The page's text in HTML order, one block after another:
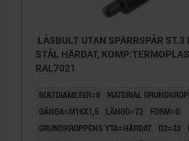
LÅSBULT UTAN SPÄRRSPÅR
STÅL HÄRDAT,
RAL7021
BULTDIAMETER=8
MATERIAL
GÄNGA=M16X1,5
LÄNGD=72
FORM=G
GRUNDKROPPENS YTA=HÄRDAT
D2=33